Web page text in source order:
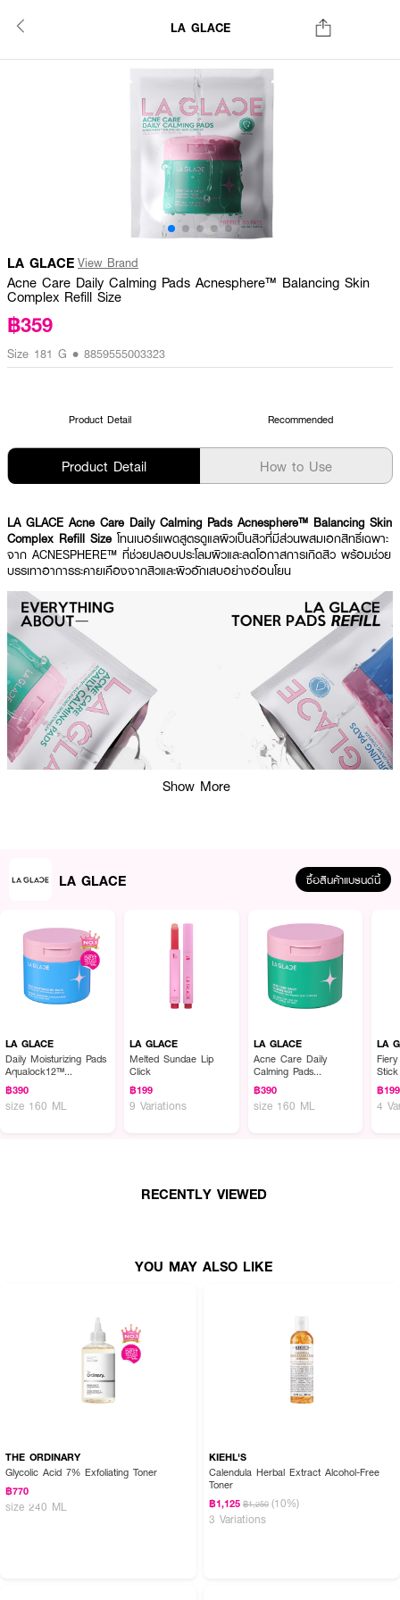
LA GLACE
LA GLACE View Brand
Acne Care Daily Calming Pads Acnesphere™ Balancing Skin
Complex Refill Size
฿359
Size 181 G • 8859555003323
Product Detail Recommended
Product Detail How to Use
LA GLACE Acne Care Daily Calming Pads Acnesphere™ Balancing Skin
Complex Refill Size โทนเนอร์แพดสูตรดูแลผิวเป็นสิวที่มีส่วนผสมเอกสิทธิ์เฉพาะ
จาก ACNESPHERE™ ที่ช่วยปลอบประโลมผิวและลดโอกาสการเกิดสิว พร้อมช่วย
บรรเทาอาการระคายเคืองจากสิวและผิวอักเสบอย่างอ่อนโยน
ผลลัพธ์ที่ได้:
อุดตันและสิวหัวดำ ทำให้ผิวดูเรียบเนียนและสดใสขึ้น นอกจากนี้ยังมี Niacinamide
ที่ช่วยเสริมเกราะป้องกันผิวและรักษาความชุ่มชื้น พร้อม Hydrovance ที่ให้ความชุ่ม
ช่วยเพิ่มความชุ่มชื้นให้กับผิวในขณะเดียวกันสามารถเตรียมผิวก่อนการแต่งหน้า
● LA GLACE Acne Care Daily Calming Pads
● ลดการอักเสบและระคายเคืองจากสิว
● ช่วยลดอุณหภูมิผิวและทำให้ผิวเย็นลง
● เหมาะกับทุกสภาพผิว โดยเฉพาะผิวที่เป็นสิว
● ผ่านการทดสอบจากผู้เชี่ยวชาญ Dermatology Tested
● Alcohol Free, Fragrance Free, Silicone Free
Show More
LA GLACE ซื้อสินค้าแบรนด์นี้
LA GLACE
Daily Moisturizing Pads
Aqualock12™
Hyaluronic Complex
฿390
size 160 ML
LA GLACE
Melted Sundae Lip
Click
฿199
9 Variations
LA GLACE
Acne Care Daily
Calming Pads
Acnesphere
฿390
size 160 ML
LA
Stick
฿199
4
RECENTLY VIEWED
YOU MAY ALSO LIKE
THE ORDINARY
Glycolic Acid 7% Exfoliating Toner
฿770
size 240 ML
KIEHL'S
Calendula Herbal Extract Alcohol-Free
Toner
฿1,125 ฿1,250 (10%)
3 Variations